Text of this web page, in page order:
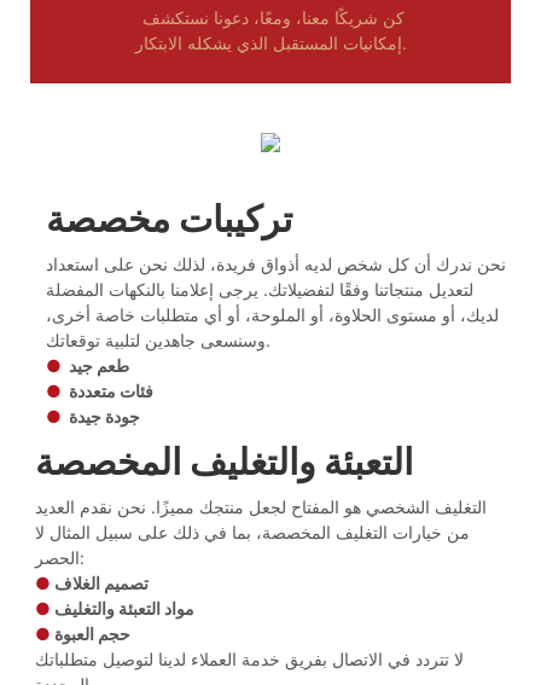
إمكانيات المستقبل الذي يشكله الابتكار.
تركيبات مخصصة
نحن ندرك أن كل شخص لديه أذواق فريدة، لذلك نحن على استعداد
لتعديل منتجاتنا وفقًا لتفضيلاتك. يرجى إعلامنا بالنكهات المفضلة
لديك، أو مستوى الحلاوة، أو الملوحة، أو أي متطلبات خاصة أخرى،
وسنسعى جاهدين لتلبية توقعاتك.
● طعم جيد
● فئات متعددة
● جودة جيدة
التعبئة والتغليف المخصصة
التغليف الشخصي هو المفتاح لجعل منتجك مميزًا. نحن نقدم العديد
من خيارات التغليف المخصصة، بما في ذلك على سبيل المثال لا
الحصر:
● تصميم الغلاف
● مواد التعبئة والتغليف
● حجم العبوة
لا تتردد في الاتصال بفريق خدمة العملاء لدينا لتوصيل متطلباتك